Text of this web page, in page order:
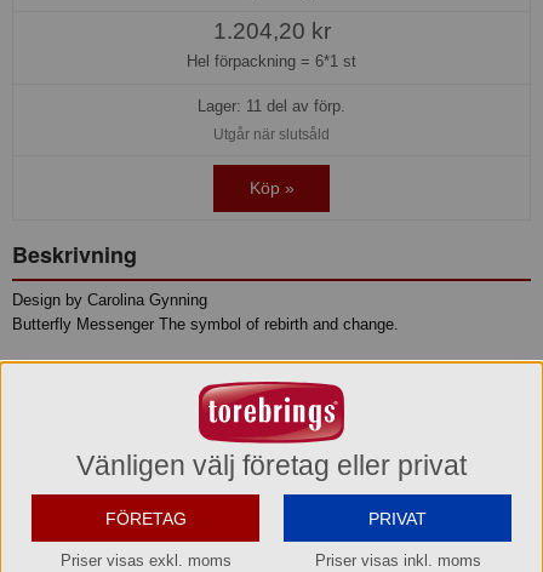
1.204,20 kr
Hel förpackning = 6*1 st
Lager: 11 del av förp.
Utgår när slutsåld
Köp »
Beskrivning
Design by Carolina Gynning
Butterfly Messenger The symbol of rebirth and change.
Produktinformation
Varumärke
Carolina Gynning
Vänligen välj företag eller privat
FÖRETAG
Priser visas exkl. moms
PRIVAT
Priser visas inkl. moms